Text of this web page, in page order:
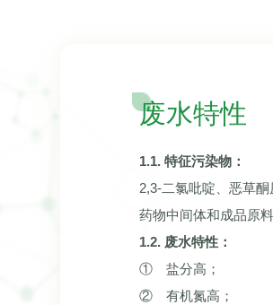
废水特性
1.1. 特征污染物：
2,3-二氯吡啶、恶草
药物中间体和成品原料
1.2. 废水特性：
① 盐分高；
② 有机氮高；